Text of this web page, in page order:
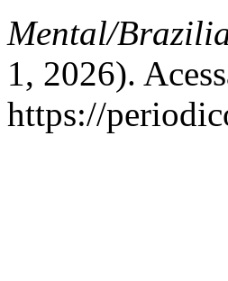
Mental/
1, 2026).
https://